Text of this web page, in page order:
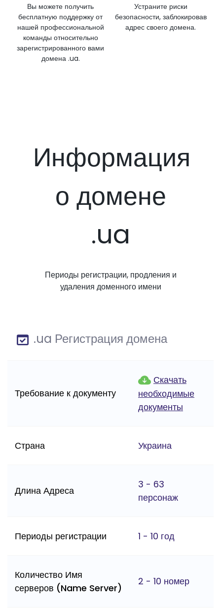
Вы можете получить
бесплатную поддержку от
нашей профессиональной
команды относительно
зарегистрированного вами
домена .ua.
Устраните риски
безопасности, заблокировав
адрес своего домена.
Информация
о домене
.ua
Периоды регистрации, продления и
удаления доменного имени
.ua Регистрация домена
Требование к документу
Скачать
необходимые
документы
Страна Украина
Длина Адреса
3 - 63
персонаж
Периоды регистрации 1 - 10 год
Количество Имя
серверов (Name Server)
2 - 10 номер